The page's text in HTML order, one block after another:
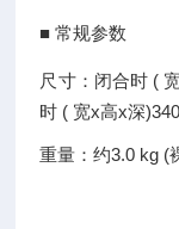
■ 常规参数
尺寸：闭合
时 ( 宽x高x深
重量：约3.0 kg (